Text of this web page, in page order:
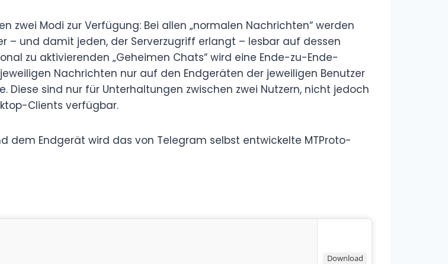
zwei Modi zur Verfügung: Bei allen „normalen Nachrichten“ werden
und damit jeden, der Serverzugriff erlangt – lesbar auf dessen
zu aktivierenden „Geheimen Chats“ wird eine Ende-zu-Ende-
Nachrichten nur auf den Endgeräten der jeweiligen Benutzer
sind nur für Unterhaltungen zwischen zwei Nutzern, nicht jedoch
Clients verfügbar.
dem Endgerät wird das von Telegram selbst entwickelte MTProto-
Download